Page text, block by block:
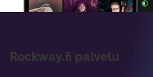
Rockway.fi palvelu